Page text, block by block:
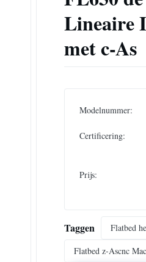
Lineaire
met c-As
Modelnummer:
Certificering:
Prijs:
Taggen Flatbed
Flatbed z-Ascnc